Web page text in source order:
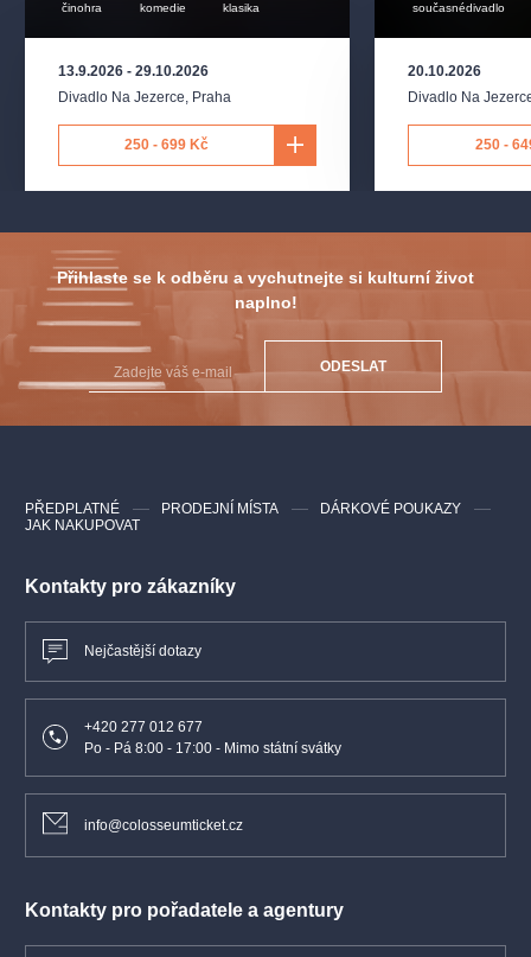
činohra komedie klasika
13.9.2026 - 29.10.2026
Divadlo Na Jezerce Praha
250 - 699 Kč
současnédivadlo
20.10.2026
Divadlo Na
250 -
Přihlaste se k odběru a vychutnejte si kulturní život
naplno!
ODESLAT
Kontakty pro zákazníky
Nejčastější dotazy
+420 277 012 677
Po - Pá 8:00 - 17:00 - Mimo státní svátky
info@colosseumticket.cz
Kontakty pro pořadatele a agentury
PŘEDPLATNÉ PRODEJNÍ MÍSTA
DÁRKOVÉ POUKAZY
JAK NAKUPOVAT